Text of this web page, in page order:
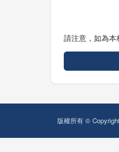
請注意，如為
版權所有 ©